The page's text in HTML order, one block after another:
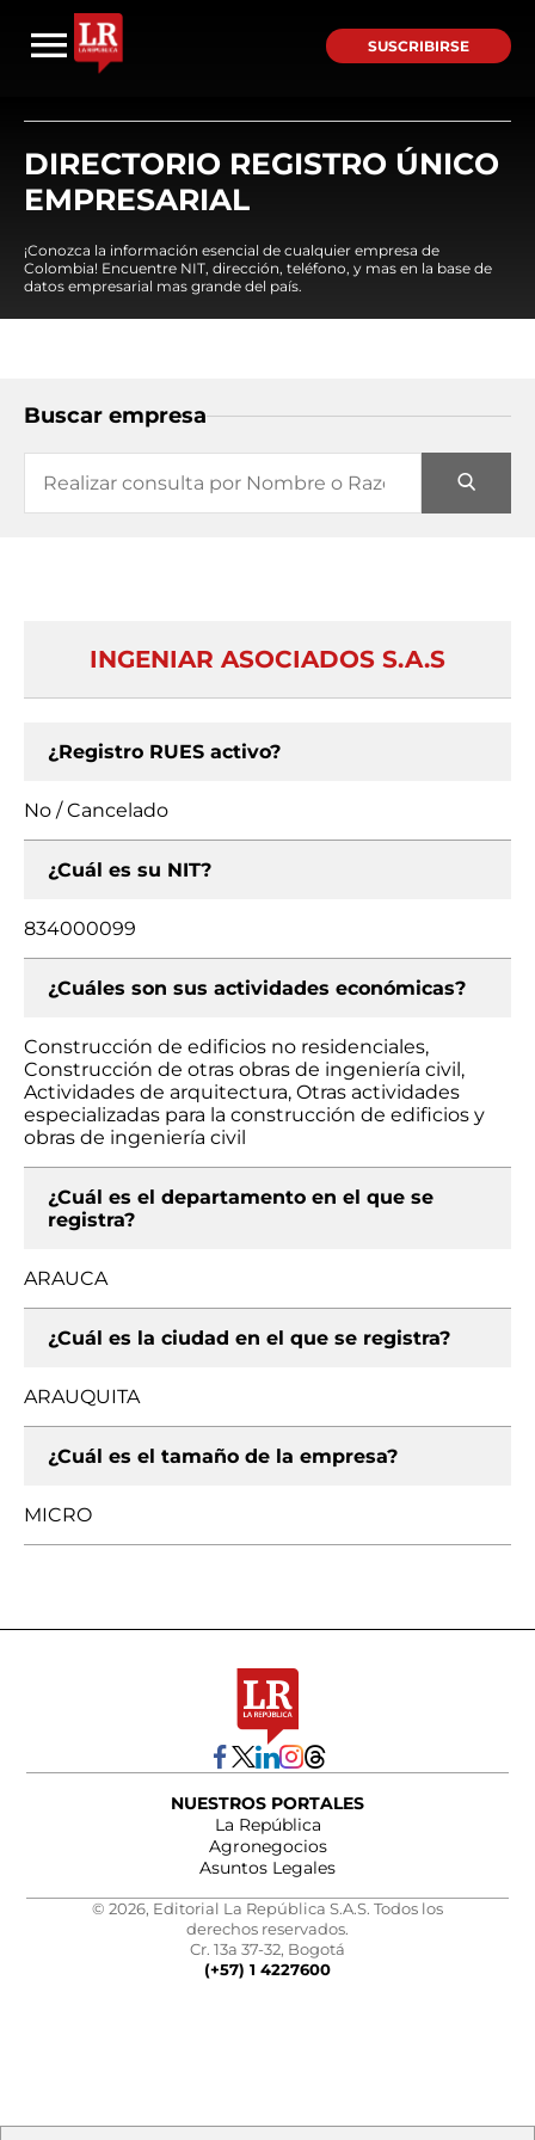
SUSCRIBIRSE
DIRECTORIO REGISTRO ÚNICO
EMPRESARIAL
¡Conozca la información esencial de cualquier empresa de
Colombia! Encuentre NIT, dirección, teléfono, y mas en la base de
datos empresarial mas grande del país.
Buscar empresa
INGENIAR ASOCIADOS S.A.S
¿Registro RUES activo?
No / Cancelado
¿Cuál es su NIT?
834000099
¿Cuáles son sus actividades económicas?
Construcción de edificios no residenciales,
Construcción de otras obras de ingeniería civil,
Actividades de arquitectura, Otras actividades
especializadas para la construcción de edificios y
obras de ingeniería civil
¿Cuál es el departamento en el que se
registra?
ARAUCA
¿Cuál es la ciudad en el que se registra?
ARAUQUITA
¿Cuál es el tamaño de la empresa?
MICRO
NUESTROS PORTALES
La República
Agronegocios
Asuntos Legales
© 2026, Editorial La República S.A.S. Todos los
derechos reservados.
Cr. 13a 37-32, Bogotá
(+57) 1 4227600